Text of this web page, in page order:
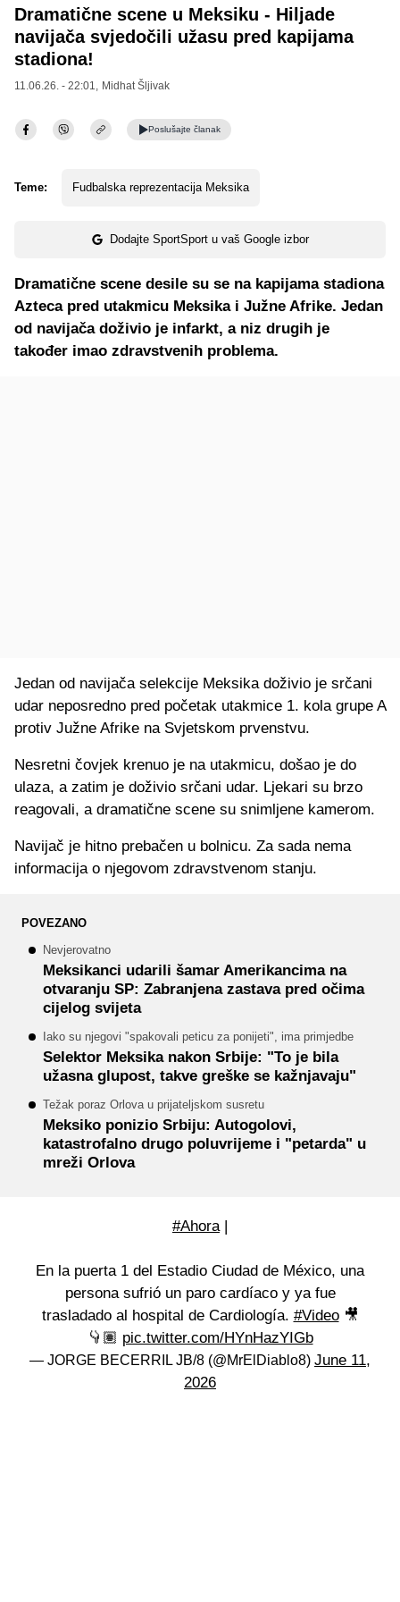
Dramatične scene u Meksiku - Hiljade
navijača svjedočili užasu pred kapijama
stadiona!
11.06.26. - 22:01, Midhat Šljivak
Poslušajte članak
Teme: Fudbalska reprezentacija Meksika
Dodajte SportSport u vaš Google izbor
Dramatične scene desile su se na kapijama stadiona
Azteca pred utakmicu Meksika i Južne Afrike. Jedan
od navijača doživio je infarkt, a niz drugih je
također imao zdravstvenih problema.
Jedan od navijača selekcije Meksika doživio je srčani
udar neposredno pred početak utakmice 1. kola grupe A
protiv Južne Afrike na Svjetskom prvenstvu.
Nesretni čovjek krenuo je na utakmicu, došao je do
ulaza, a zatim je doživio srčani udar. Ljekari su brzo
reagovali, a dramatične scene su snimljene kamerom.
Navijač je hitno prebačen u bolnicu. Za sada nema
informacija o njegovom zdravstvenom stanju.
POVEZANO
Nevjerovatno
Meksikanci udarili šamar Amerikancima na
otvaranju SP: Zabranjena zastava pred očima
cijelog svijeta
Iako su njegovi "spakovali peticu za ponijeti", ima primjedbe
Selektor Meksika nakon Srbije: "To je bila
užasna glupost, takve greške se kažnjavaju"
Težak poraz Orlova u prijateljskom susretu
Meksiko ponizio Srbiju: Autogolovi,
katastrofalno drugo poluvrijeme i "petarda" u
mreži Orlova
#Ahora |
En la puerta 1 del Estadio Ciudad de México, una
persona sufrió un paro cardíaco y ya fue
trasladado al hospital de Cardiología. #Video🎥
👇🏽 pic.twitter.com/HYnHazYIGb
— JORGE BECERRIL JB/8 (@MrElDiablo8) June 11,
2026